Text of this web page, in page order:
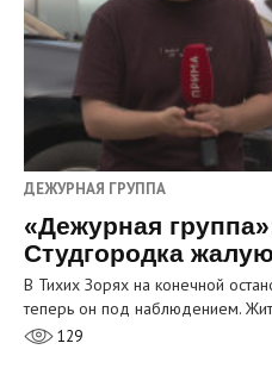
ДЕЖУРНАЯ ГРУППА
«Дежурная
Студгородка
В Тихих Зорях на конечной
теперь он под наблюдением.
129